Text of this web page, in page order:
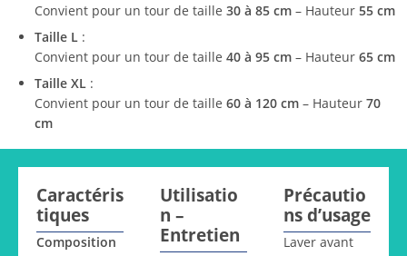
Convient pour un tour de taille 30 à 85 cm – Hauteur 55 cm
Taille L :
Convient pour un tour de taille 40 à 95 cm – Hauteur 65 cm
Taille XL :
Convient pour un tour de taille 60 à 120 cm – Hauteur 70
cm
Caractéris
tiques
Composition
Utilisatio
n –
Entretien
Précautio
ns d’usage
Laver avant